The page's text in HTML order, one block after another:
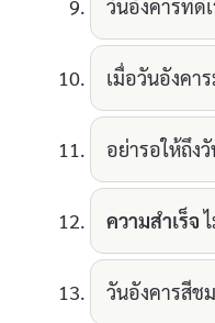
วันอังคารที่ดี
เมื่อวันอังคา
อย่ารอให้ถึง
ความสำเร็จ
วันอังคารสีช